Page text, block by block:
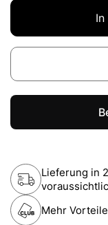
Lieferung in
Mehr